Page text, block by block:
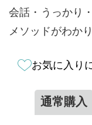
会話・うっかり
メソッドがわか
お気に入り
通常購入